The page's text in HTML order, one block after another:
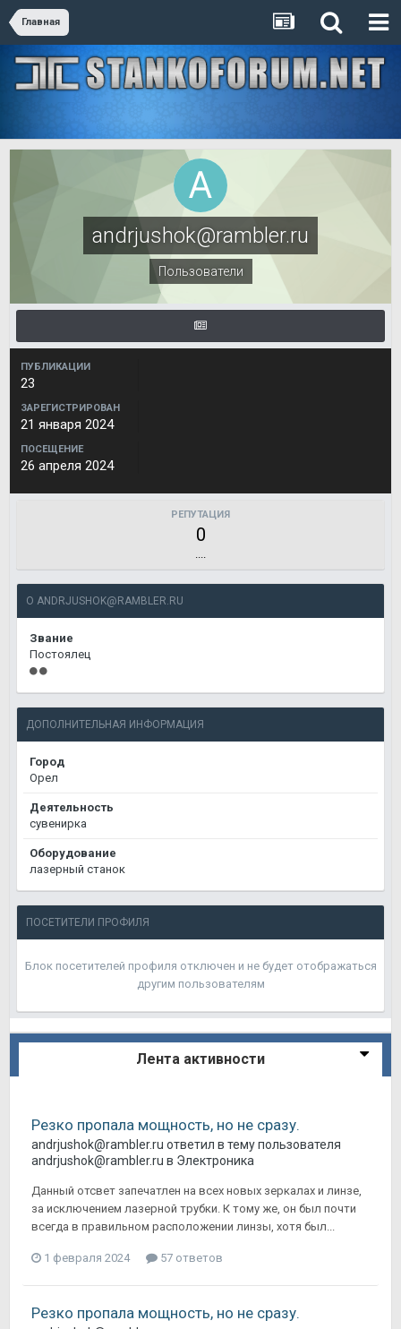
Главная
andrjushok@rambler.ru
Пользователи
ПУБЛИКАЦИИ
23
ЗАРЕГИСТРИРОВАН
21 января 2024
ПОСЕЩЕНИЕ
26 апреля 2024
РЕПУТАЦИЯ
0
....
О ANDRJUSHOK@RAMBLER.RU
Звание
Постоялец
ДОПОЛНИТЕЛЬНАЯ ИНФОРМАЦИЯ
Город
Орел
Деятельность
сувенирка
Оборудование
лазерный станок
ПОСЕТИТЕЛИ ПРОФИЛЯ
Блок посетителей профиля отключен и не будет отображаться
другим пользователям
Лента активности
Резко пропала мощность, но не сразу.
andrjushok@rambler.ru ответил в тему пользователя
andrjushok@rambler.ru в Электроника
Данный отсвет запечатлен на всех новых зеркалах и линзе,
за исключением лазерной трубки. К тому же, он был почти
всегда в правильном расположении линзы, хотя был...
1 февраля 2024 57 ответов
Резко пропала мощность, но не сразу.